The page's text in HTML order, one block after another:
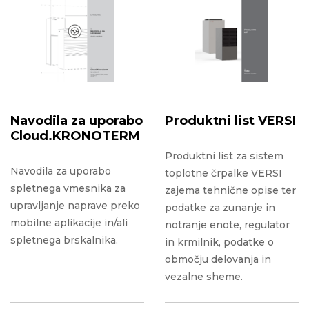
Navodila za uporabo
Cloud.KRONOTERM
Navodila za uporabo
spletnega vmesnika za
upravljanje naprave preko
mobilne aplikacije in/ali
spletnega brskalnika.
Produktni list VERSI
Produktni list za sistem
toplotne črpalke VERSI
zajema tehnične opise ter
podatke za zunanje in
notranje enote, regulator
in krmilnik, podatke o
območju delovanja in
vezalne sheme.